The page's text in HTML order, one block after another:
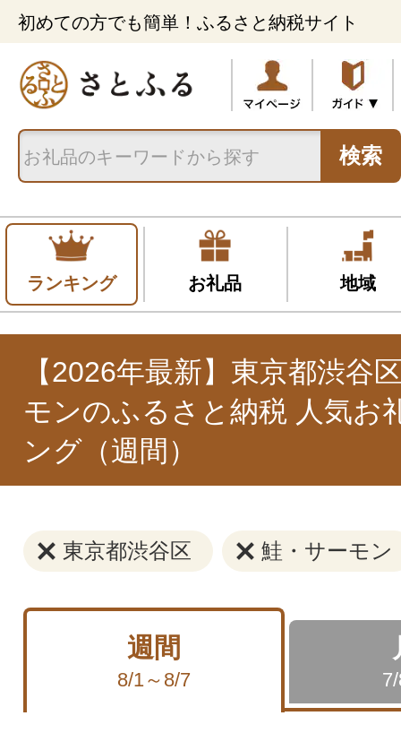
初めての方でも簡単！ふるさと納税サイト
検索
ランキング お礼品 地域
【2026年最新】東京都渋谷
モンのふるさと納税 人気お
ング（週間）
東京都渋谷区 鮭・サーモン
週間
8/1～8/7